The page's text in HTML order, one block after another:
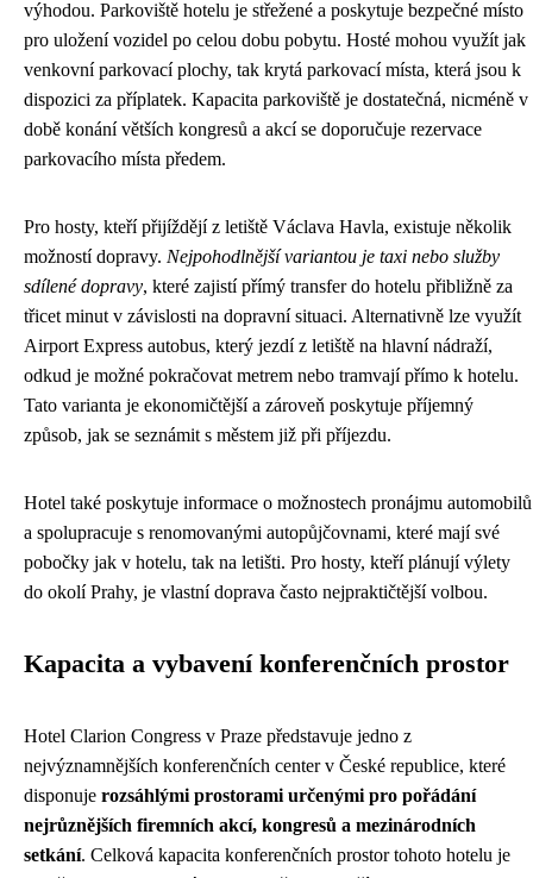
výhodou. Parkoviště hotelu je střežené a poskytuje bezpečné místo
pro uložení vozidel po celou dobu pobytu. Hosté mohou využít jak
venkovní parkovací plochy, tak krytá parkovací místa, která jsou k
dispozici za příplatek. Kapacita parkoviště je dostatečná, nicméně v
době konání větších kongresů a akcí se doporučuje rezervace
parkovacího místa předem.
Pro hosty, kteří přijíždějí z letiště Václava Havla, existuje několik
možností dopravy. Nejpohodlnější variantou je taxi nebo služby
sdílené dopravy, které zajistí přímý transfer do hotelu přibližně za
třicet minut v závislosti na dopravní situaci. Alternativně lze využít
Airport Express autobus, který jezdí z letiště na hlavní nádraží,
odkud je možné pokračovat metrem nebo tramvají přímo k hotelu.
Tato varianta je ekonomičtější a zároveň poskytuje příjemný
způsob, jak se seznámit s městem již při příjezdu.
Hotel také poskytuje informace o možnostech pronájmu automobilů
a spolupracuje s renomovanými autopůjčovnami, které mají své
pobočky jak v hotelu, tak na letišti. Pro hosty, kteří plánují výlety
do okolí Prahy, je vlastní doprava často nejpraktičtější volbou.
Kapacita a vybavení konferenčních prostor
Hotel Clarion Congress v Praze představuje jedno z
nejvýznamnějších konferenčních center v České republice, které
disponuje rozsáhlými prostorami určenými pro pořádání
nejrůznějších firemních akcí, kongresů a mezinárodních
setkání. Celková kapacita konferenčních prostor tohoto hotelu je